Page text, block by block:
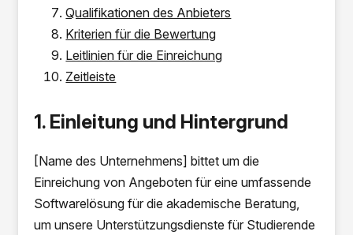
Qualifikationen des Anbieters
Kriterien für die Bewertung
Leitlinien für die Einreichung
Zeitleiste
1. Einleitung und Hintergrund
[Name des Unternehmens] bittet um die
Einreichung von Angeboten für eine umfassende
Softwarelösung für die akademische Beratung,
um unsere Unterstützungsdienste für Studierende